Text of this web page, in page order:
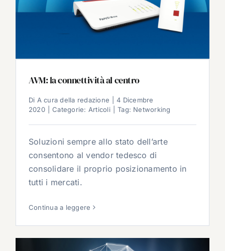
AVM: la connettività al centro
Di A cura della redazione
4 Dicembre
2020
Categorie: Articoli Tag: Networking
Soluzioni sempre allo stato dell’arte
consentono al vendor tedesco di
consolidare il proprio posizionamento in
tutti i mercati.
Continua a leggere